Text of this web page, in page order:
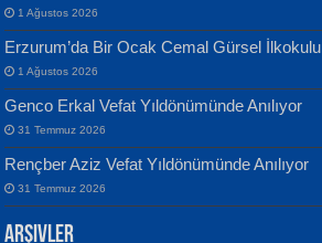
EKREM KARABABA
İsmail Aydos
İnkisar...
1 Ağustos 2026
Erzurum’da Bir Ocak Cemal Gürsel İlkokulu
1 Ağustos 2026
Genco Erkal Vefat Yıldönümünde Anılıyor
31 Temmuz 2026
Rençber Aziz Vefat Yıldönümünde Anılıyor
31 Temmuz 2026
Arşivler